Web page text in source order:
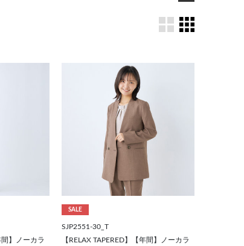
間】ノーカラ
SALE
SJP2551-30_T
【RELAX TAPERED】【年間】ノーカラ